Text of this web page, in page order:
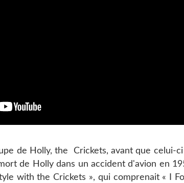
de Holly, the Crickets, avant que celui-
de Holly dans un accident d'avion en
with the Crickets », qui comprenait « I